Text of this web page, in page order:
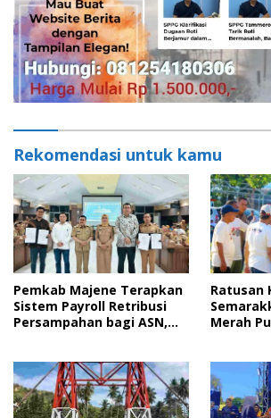
Rekomendasi untuk kamu
Pemkab Majene Terapkan
Sistem Payroll Retribusi
Persampahan bagi ASN,
Ratusan
Merah
Tanah